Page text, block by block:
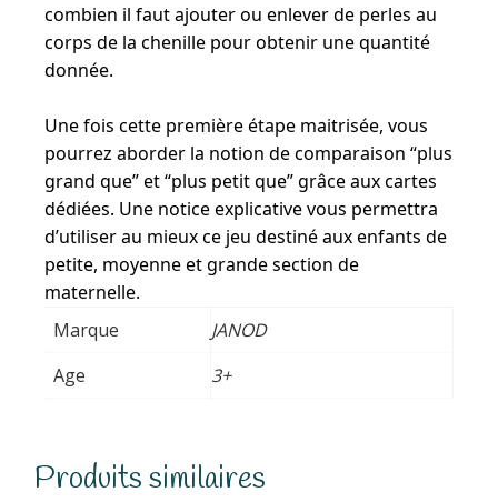
combien il faut ajouter ou enlever de perles au
corps de la chenille pour obtenir une quantité
donnée.
Une fois cette première étape maitrisée, vous
pourrez aborder la notion de comparaison “plus
grand que” et “plus petit que” grâce aux cartes
dédiées. Une notice explicative vous permettra
d’utiliser au mieux ce jeu destiné aux enfants de
petite, moyenne et grande section de
maternelle.
Marque
JANOD
Age
3+
Produits similaires